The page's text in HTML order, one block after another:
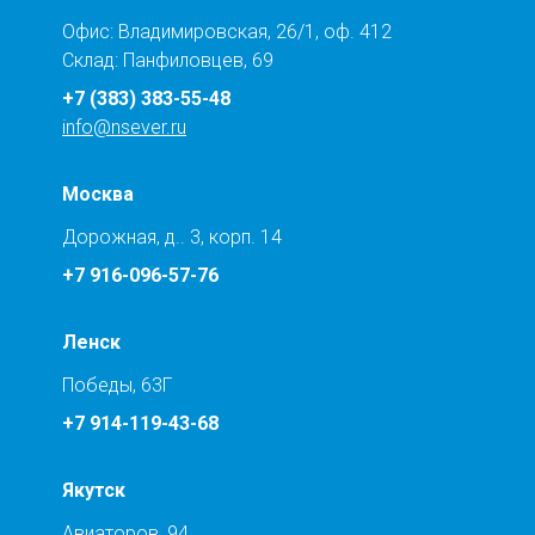
Офис: Владимировская, 26/1, оф. 412
Склад: Панфиловцев, 69
+7 (383) 383-55-48
info@nsever.ru
Москва
Дорожная, д.. 3, корп. 14
+7 916-096-57-76
Ленск
Победы, 63Г
+7 914-119-43-68
Якутск